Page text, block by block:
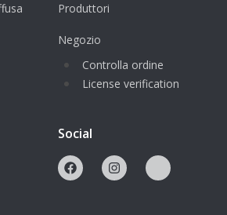
Produttori
Negozio
Controlla ordine
License verification
Social